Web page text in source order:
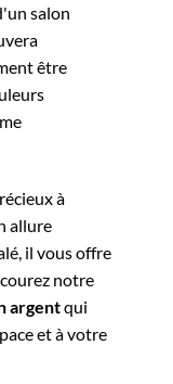
salon
être
à
allure
il vous offre
notre
argentqui
et à votre